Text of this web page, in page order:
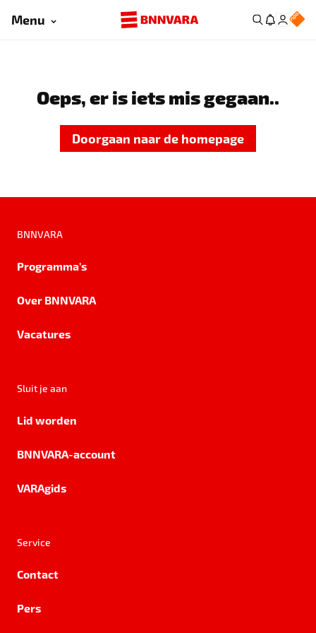
Menu
Oeps, er is iets mis gegaan..
Doorgaan naar de homepage
BNNVARA
Programma's
Over BNNVARA
Vacatures
Sluit je aan
Lid worden
BNNVARA-account
VARAgids
Service
Contact
Pers